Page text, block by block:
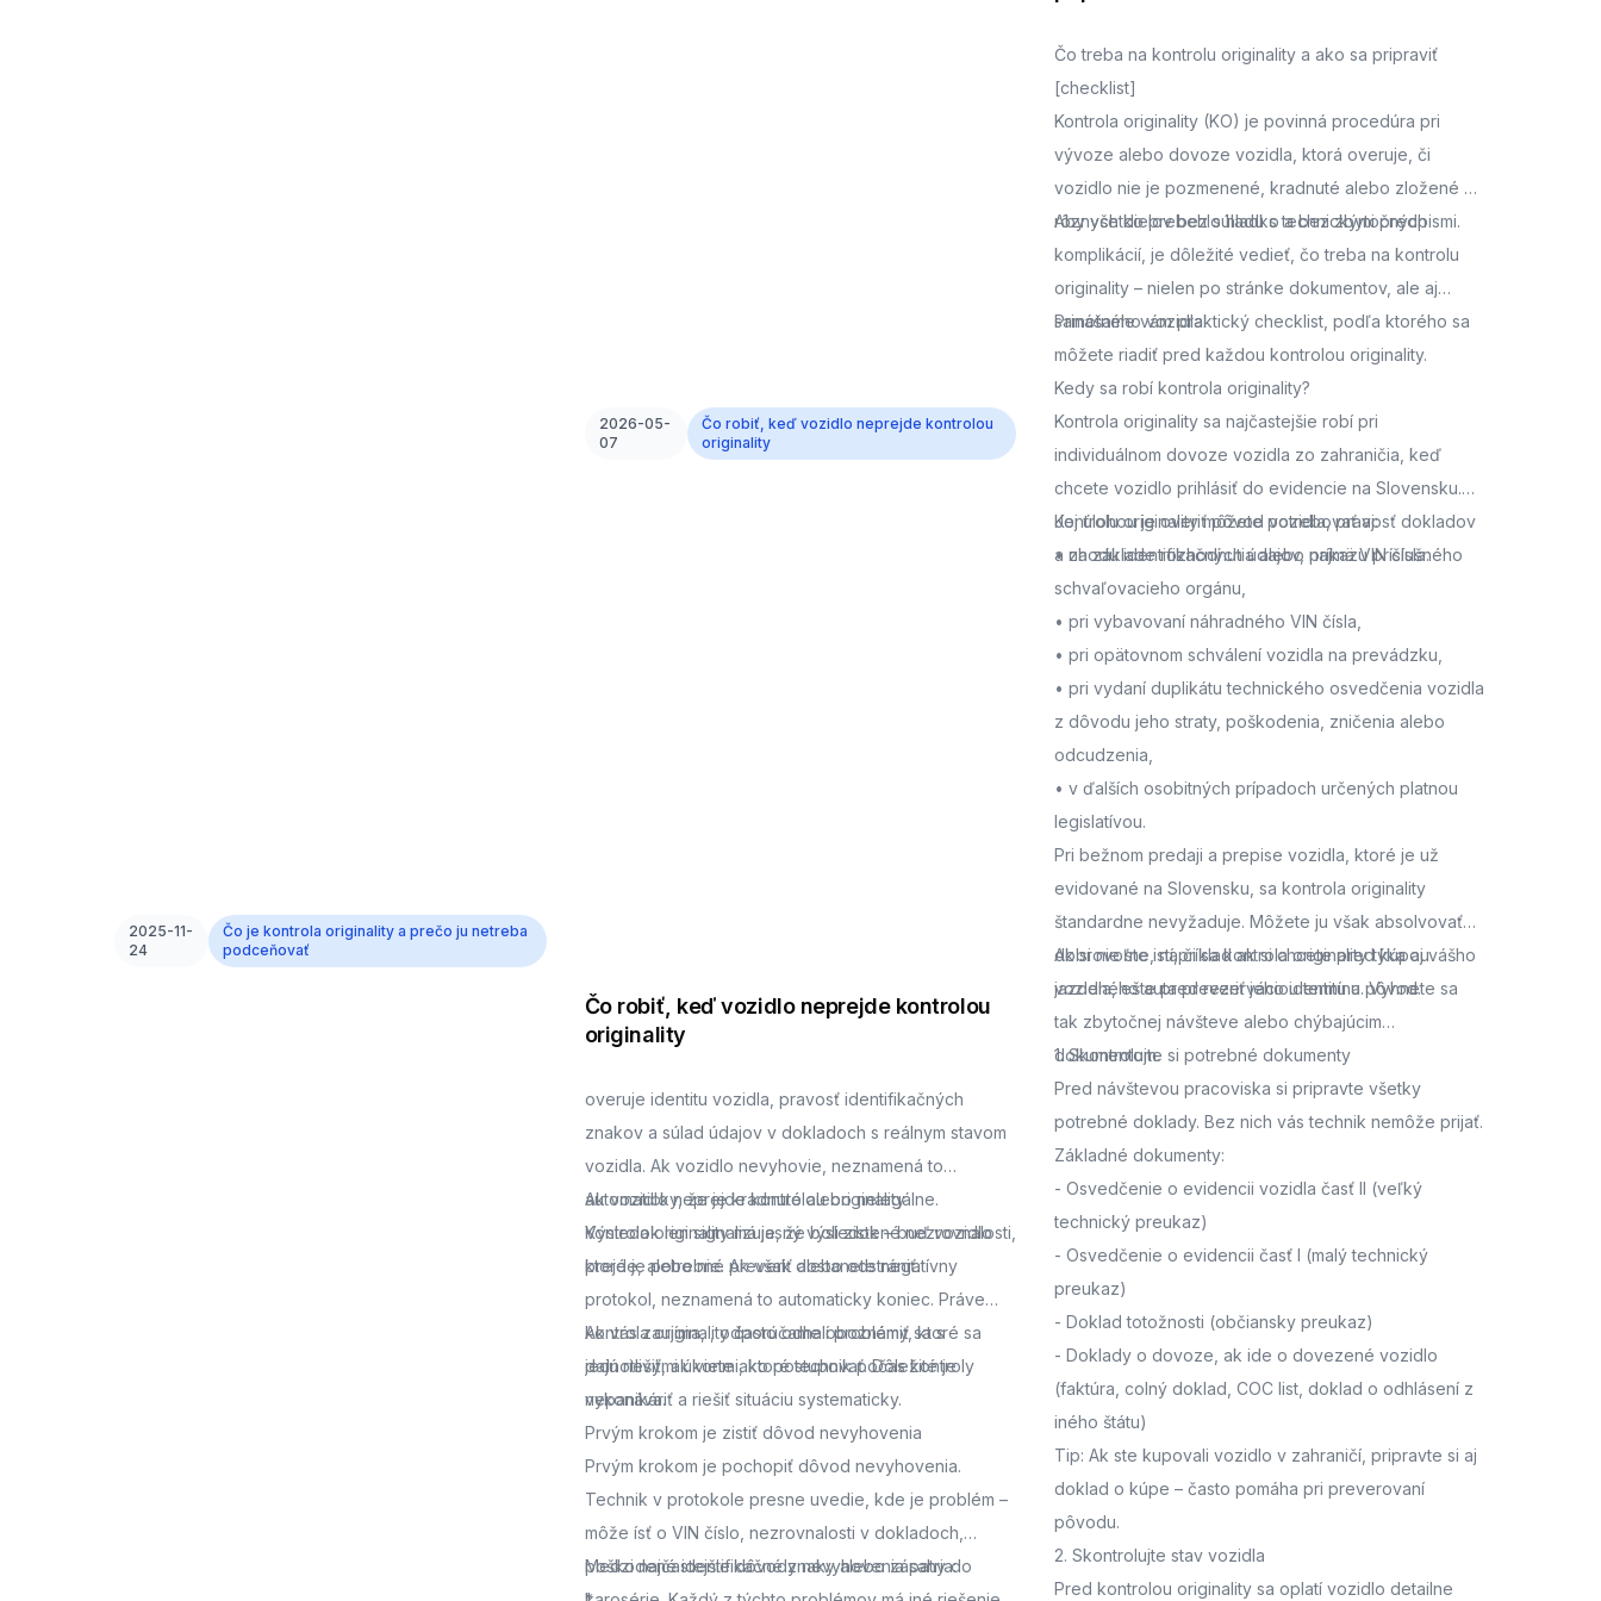
2025-11-
24
Čo je kontrola originality a prečo ju netreba
podceňovať
2026-05-
07
Čo robiť, keď vozidlo neprejde kontrolou
originality
Čo robiť, keď vozidlo neprejde kontrolou
originality
overuje identitu vozidla, pravosť identifikačných
znakov a súlad údajov v dokladoch s reálnym stavom
vozidla. Ak vozidlo nevyhovie, neznamená to
automaticky, že je kradnuté alebo nelegálne.
Výsledok len signalizuje, že boli zistené nezrovnalosti,
ktoré je potrebné preveriť alebo odstrániť.
Ak vozidlo neprejde kontrolou originality
Kontrola originality má jasný výsledok – buď vozidlo
prejde, alebo nie. Ak však dostanete negatívny
protokol, neznamená to automaticky koniec. Práve
kontrola originality často odhalí problémy, ktoré sa
dajú riešiť, ak viete ako postupovať. Dôležité je
nepanikáriť a riešiť situáciu systematicky.
Ak vás zaujíma,, odporúčame oboznámiť sa s
jednotlivými úkonmi, ktoré technik počas kontroly
vykonáva.
Prvým krokom je zistiť dôvod nevyhovenia
Prvým krokom je pochopiť dôvod nevyhovenia.
Technik v protokole presne uvedie, kde je problém –
môže ísť o VIN číslo, nezrovnalosti v dokladoch,
poškodené identifikačné znaky alebo zásahy do
Medzi najčastejšie dôvody nevyhovenia patria:
Čo treba na kontrolu originality a ako sa pripraviť
[checklist]
Kontrola originality (KO) je povinná procedúra pri
vývoze alebo dovoze vozidla, ktorá overuje, či
vozidlo nie je pozmenené, kradnuté alebo zložené z
rôznych dielov bez súladu s technickými predpismi.
Aby všetko prebehlo hladko a bez zbytočných
komplikácií, je dôležité vedieť, čo treba na kontrolu
originality – nielen po stránke dokumentov, ale aj
samotného vozidla.
Prinášame vám praktický checklist, podľa ktorého sa
môžete riadiť pred každou kontrolou originality.
Kedy sa robí kontrola originality?
Kontrola originality sa najčastejšie robí pri
individuálnom dovoze vozidla zo zahraničia, keď
chcete vozidlo prihlásiť do evidencie na Slovensku.
Jej úlohou je overiť pôvod vozidla, pravosť dokladov
a zhodu identifikačných údajov, najmä VIN čísla.
Kontrolu originality môžete potrebovať aj:
• na základe rozhodnutia alebo príkazu príslušného
schvaľovacieho orgánu,
• pri vybavovaní náhradného VIN čísla,
• pri opätovnom schválení vozidla na prevádzku,
• pri vydaní duplikátu technického osvedčenia vozidla
z dôvodu jeho straty, poškodenia, zničenia alebo
odcudzenia,
• v ďalších osobitných prípadoch určených platnou
legislatívou.
Pri bežnom predaji a prepise vozidla, ktoré je už
evidované na Slovensku, sa kontrola originality
štandardne nevyžaduje. Môžete ju však absolvovať
dobrovoľne, napríklad ak si chcete pred kúpou
jazdeného auta preveriť jeho identitu a pôvod.
Ak si nie ste istí, či sa kontrola originality týka aj vášho
vozidla,ešte pred rezerváciou termínu. Vyhnete sa
tak zbytočnej návšteve alebo chýbajúcim
dokumentom.
1. Skontrolujte si potrebné dokumenty
Pred návštevou pracoviskasi pripravte všetky
potrebné doklady. Bez nich vás technik nemôže prijať.
Základné dokumenty:
-Osvedčenie o evidencii vozidla časť II (veľký
technický preukaz)
-Osvedčenie o evidencii časť I (malý technický
preukaz)
-Doklad totožnosti (občiansky preukaz)
-Doklady o dovoze, ak ide o dovezené vozidlo
(faktúra, colný doklad, COC list, doklad o odhlásení z
iného štátu)
Tip: Ak ste kupovali vozidlo v zahraničí, pripravte si aj
doklad o kúpe – často pomáha pri preverovaní
pôvodu.
2. Skontrolujte stav vozidla
Pred kontrolou originality sa oplatí vozidlo detailne